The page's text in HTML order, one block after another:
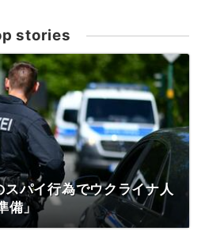
stories
パイ行為でウクライナ人
備」